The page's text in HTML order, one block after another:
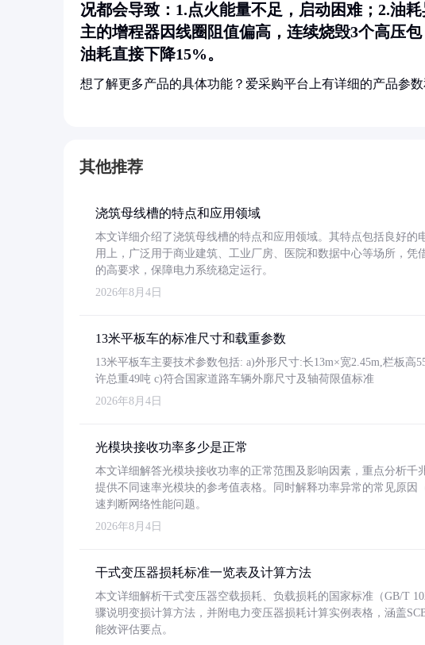
况都会导致：1.点火能量不足，启动困难；2.油
主的增程器因线圈阻值偏高，连续烧毁3个高压
油耗直接下降15%。
想了解更多产品的具体功能？爱采购平台上有详细的产品参
其他推荐
浇筑母线槽的特点和应用领域
本文详细介绍了浇筑母线槽的特点和应用领域。其特点包括良好的
用上，广泛用于商业建筑、工业厂房、医院和数据中心等场所，凭
的高要求，保障电力系统稳定运行。
2026年8月4日
13米平板车的标准尺寸和载重参数
13米平板车主要技术参数包括: a)外形尺寸:长13m×宽2.45m,栏板高
许总重49吨 c)符合国家道路车辆外廓尺寸及轴荷限值标准
2026年8月4日
光模块接收功率多少是正常
本文详细解答光模块接收功率的正常范围及影响因素，重点分析千
提供不同速率光模块的参考值表格。同时解释功率异常的常见原
速判断网络性能问题。
2026年8月4日
干式变压器损耗标准一览表及计算方法
本文详细解析干式变压器空载损耗、负载损耗的国家标准（GB/T
骤说明变损计算方法，并附电力变压器损耗计算实例表格，涵盖
能效评估要点。